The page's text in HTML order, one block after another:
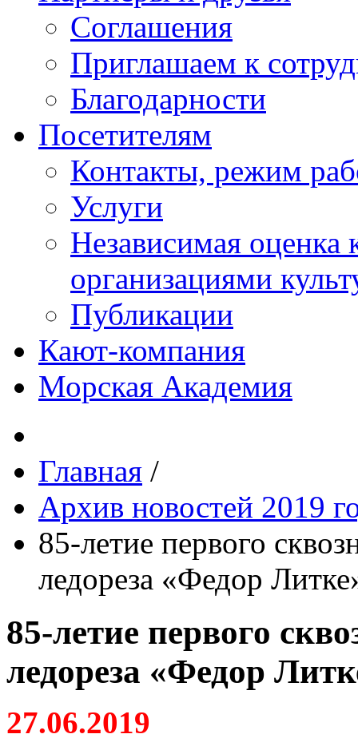
Соглашения
Приглашаем к
Благодарности
Посетителям
Контакты, режим
Услуги
Независимая оценка
организациями
Публикации
Кают-компания
Морская Академия
Главная /
Архив новостей 2019
85-летие первого
ледореза «Федор
85-летие первого
ледореза «Федор
27.06.2019